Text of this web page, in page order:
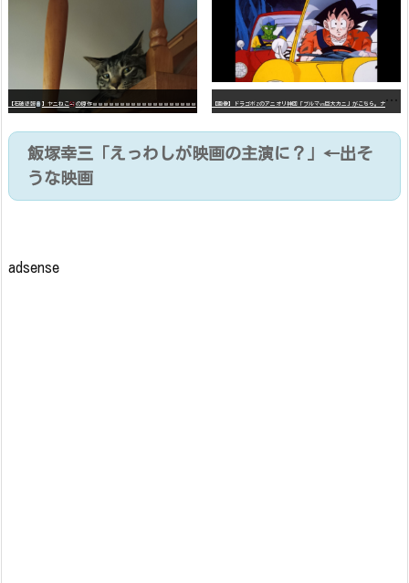
【石破悲報 】ヤニねこ の原作ｗｗｗｗｗｗｗｗｗｗｗｗｗｗｗｗｗｗｗ 【
画像】ドラゴボZのアニオリ神回「ブルマvs巨大カニ」がこちら。ナメック星の海にドラゴボを落としたブルマと巨大カニのバトル
飯塚幸三「えっわしが映画の主演に？」←出そ
うな映画
adsense